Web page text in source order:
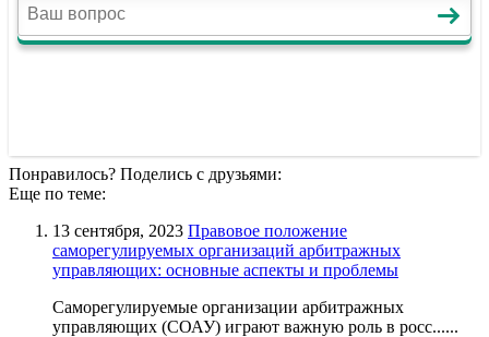
Понравилось? Поделись с друзьями:
Еще по теме:
13 сентября, 2023 Правовое положение
саморегулируемых организаций арбитражных
управляющих: основные аспекты и проблемы
Саморегулируемые организации арбитражных
управляющих (СОАУ) играют важную роль в росс......